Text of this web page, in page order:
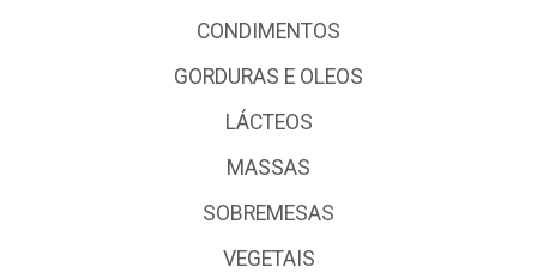
CONDIMENTOS
GORDURAS E OLEOS
LÁCTEOS
MASSAS
SOBREMESAS
VEGETAIS